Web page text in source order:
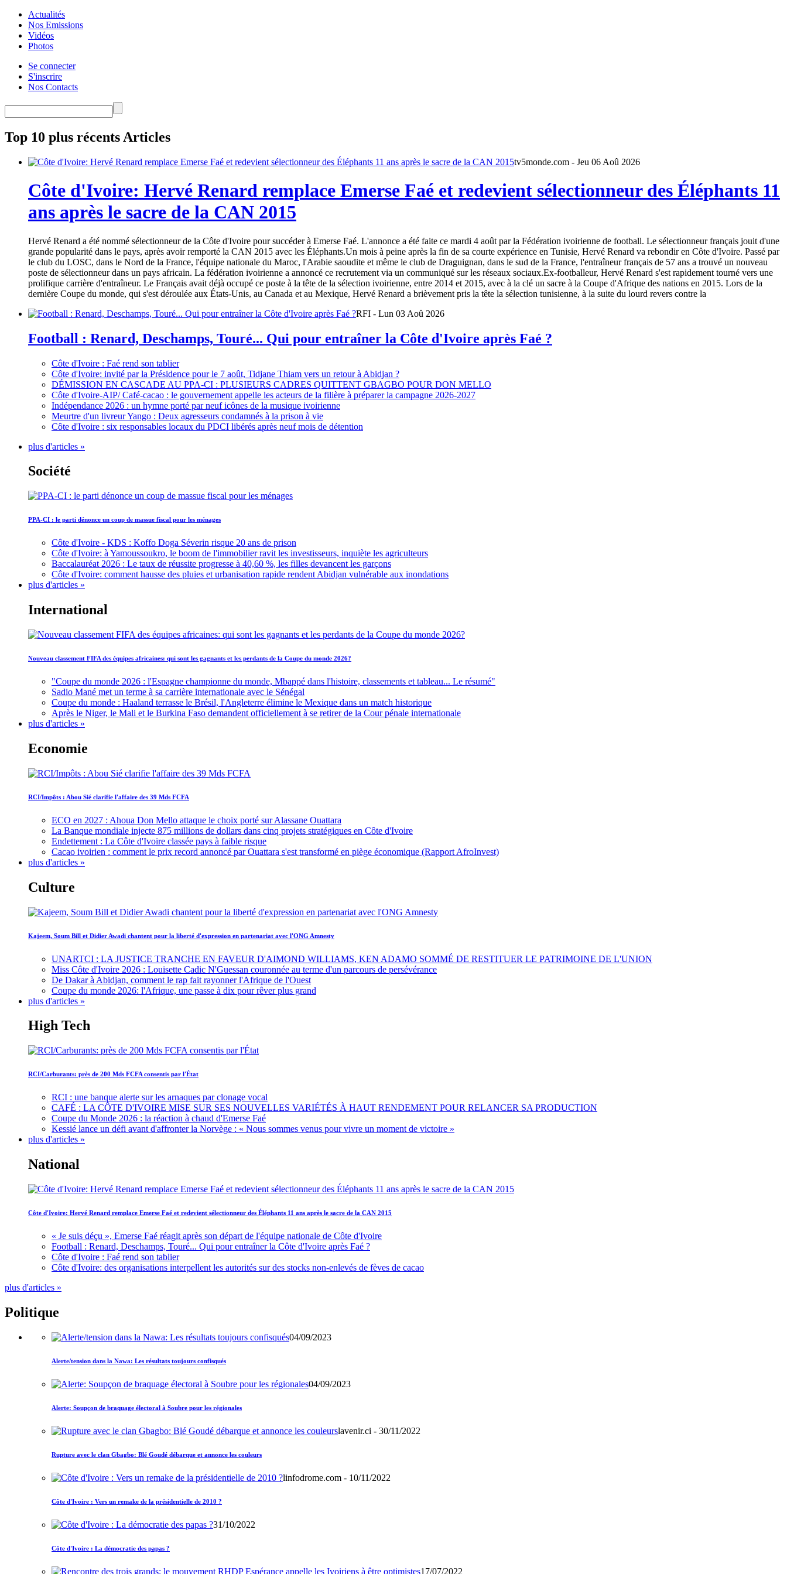
Actualités
Nos Emissions
Vidéos
Photos
Se connecter
S'inscrire
Nos Contacts
Top 10 plus récents Articles
tv5monde.com - Jeu 06 Aoû 2026
Côte d'Ivoire: Hervé Renard remplace Emerse Faé et redevient sélectionneur des Éléphants 11
ans après le sacre de la CAN 2015
Hervé Renard a été nommé sélectionneur de la Côte d'Ivoire pour succéder à Emerse Faé. L'annonce a été faite ce mardi 4 août par la Fédération ivoirienne de football. Le sélectionneur français jouit d'une
grande popularité dans le pays, après avoir remporté la CAN 2015 avec les Éléphants.Un mois à peine après la fin de sa courte expérience en Tunisie, Hervé Renard va rebondir en Côte d'Ivoire. Passé par
le club du LOSC, dans le Nord de la France, l'équipe nationale du Maroc, l'Arabie saoudite et même le club de Draguignan, dans le sud de la France, l'entraîneur français de 57 ans a trouvé un nouveau
poste de sélectionneur dans un pays africain. La fédération ivoirienne a annoncé ce recrutement via un communiqué sur les réseaux sociaux.Ex-footballeur, Hervé Renard s'est rapidement tourné vers une
prolifique carrière d'entraîneur. Le Français avait déjà occupé ce poste à la tête de la sélection ivoirienne, entre 2014 et 2015, avec à la clé un sacre à la Coupe d'Afrique des nations en 2015. Lors de la
dernière Coupe du monde, qui s'est déroulée aux États-Unis, au Canada et au Mexique, Hervé Renard a brièvement pris la tête la sélection tunisienne, à la suite du lourd revers contre la
RFI - Lun 03 Aoû 2026
Football : Renard, Deschamps, Touré... Qui pour entraîner la Côte d'Ivoire après Faé ?
Côte d'Ivoire : Faé rend son tablier
Côte d'Ivoire: invité par la Présidence pour le 7 août, Tidjane Thiam vers un retour à Abidjan ?
DÉMISSION EN CASCADE AU PPA-CI : PLUSIEURS CADRES QUITTENT GBAGBO POUR DON MELLO
Côte d'Ivoire-AIP/ Café-cacao : le gouvernement appelle les acteurs de la filière à préparer la campagne 2026-2027
Indépendance 2026 : un hymne porté par neuf icônes de la musique ivoirienne
Meurtre d'un livreur Yango : Deux agresseurs condamnés à la prison à vie
Côte d'Ivoire : six responsables locaux du PDCI libérés après neuf mois de détention
plus d'articles »
Société
PPA-CI : le parti dénonce un coup de massue fiscal pour les ménages
Côte d'Ivoire - KDS : Koffo Doga Séverin risque 20 ans de prison
Côte d'Ivoire: à Yamoussoukro, le boom de l'immobilier ravit les investisseurs, inquiète les agriculteurs
Baccalauréat 2026 : Le taux de réussite progresse à 40,60 %, les filles devancent les garçons
Côte d'Ivoire: comment hausse des pluies et urbanisation rapide rendent Abidjan vulnérable aux inondations
plus d'articles »
International
Nouveau classement FIFA des équipes africaines: qui sont les gagnants et les perdants de la Coupe du monde 2026?
"Coupe du monde 2026 : l'Espagne championne du monde, Mbappé dans l'histoire, classements et tableau... Le résumé"
Sadio Mané met un terme à sa carrière internationale avec le Sénégal
Coupe du monde : Haaland terrasse le Brésil, l'Angleterre élimine le Mexique dans un match historique
Après le Niger, le Mali et le Burkina Faso demandent officiellement à se retirer de la Cour pénale internationale
plus d'articles »
Economie
RCI/Impôts : Abou Sié clarifie l'affaire des 39 Mds FCFA
ECO en 2027 : Ahoua Don Mello attaque le choix porté sur Alassane Ouattara
La Banque mondiale injecte 875 millions de dollars dans cinq projets stratégiques en Côte d'Ivoire
Endettement : La Côte d'Ivoire classée pays à faible risque
Cacao ivoirien : comment le prix record annoncé par Ouattara s'est transformé en piège économique (Rapport AfroInvest)
plus d'articles »
Culture
Kajeem, Soum Bill et Didier Awadi chantent pour la liberté d'expression en partenariat avec l'ONG Amnesty
UNARTCI : LA JUSTICE TRANCHE EN FAVEUR D'AIMOND WILLIAMS, KEN ADAMO SOMMÉ DE RESTITUER LE PATRIMOINE DE L'UNION
Miss Côte d'Ivoire 2026 : Louisette Cadic N'Guessan couronnée au terme d'un parcours de persévérance
De Dakar à Abidjan, comment le rap fait rayonner l'Afrique de l'Ouest
Coupe du monde 2026: l'Afrique, une passe à dix pour rêver plus grand
plus d'articles »
High Tech
RCI/Carburants: près de 200 Mds FCFA consentis par l'État
RCI : une banque alerte sur les arnaques par clonage vocal
CAFÉ : LA CÔTE D'IVOIRE MISE SUR SES NOUVELLES VARIÉTÉS À HAUT RENDEMENT POUR RELANCER SA PRODUCTION
Coupe du Monde 2026 : la réaction à chaud d'Emerse Faé
Kessié lance un défi avant d'affronter la Norvège : « Nous sommes venus pour vivre un moment de victoire »
plus d'articles »
National
Côte d'Ivoire: Hervé Renard remplace Emerse Faé et redevient sélectionneur des Éléphants 11 ans après le sacre de la CAN 2015
« Je suis déçu », Emerse Faé réagit après son départ de l'équipe nationale de Côte d'Ivoire
Football : Renard, Deschamps, Touré... Qui pour entraîner la Côte d'Ivoire après Faé ?
Côte d'Ivoire : Faé rend son tablier
Côte d'Ivoire: des organisations interpellent les autorités sur des stocks non-enlevés de fèves de cacao
plus d'articles »
Politique
04/09/2023
Alerte/tension dans la Nawa: Les résultats toujours confisqués
04/09/2023
Alerte: Soupçon de braquage électoral à Soubre pour les régionales
lavenir.ci - 30/11/2022
Rupture avec le clan Gbagbo: Blé Goudé débarque et annonce les couleurs
linfodrome.com - 10/11/2022
Côte d'Ivoire : Vers un remake de la présidentielle de 2010 ?
31/10/2022
Côte d'Ivoire : La démocratie des papas ?
17/07/2022